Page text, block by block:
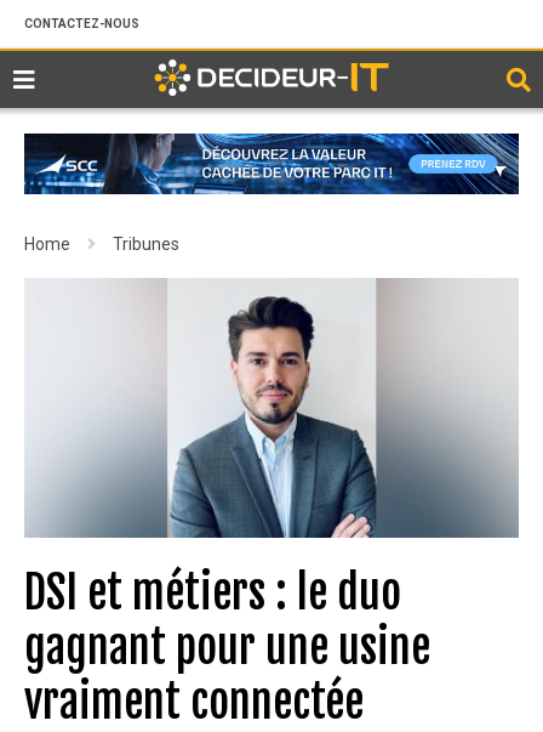
CONTACTEZ-NOUS
Home Tribunes
DSI et métiers : le duo
gagnant pour une usine
vraiment connectée